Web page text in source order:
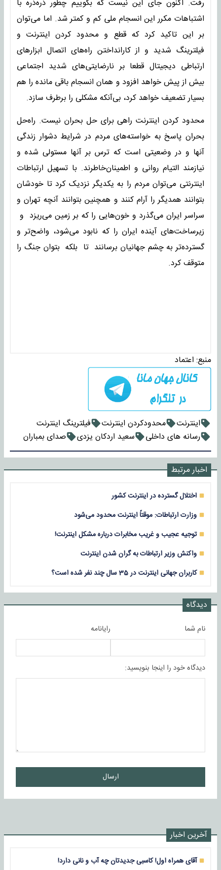
رفت. اکنون جای این نیست که بگوییم چطور ذره‌ذره با
اشتباهات مکرر این انسجام ملی کم و کمتر شد. اما می‌توان
بر این تاکید کرد که قطع و محدود ‌کردن اینترنت و
فیلترینگ شدید و از کارانداختن راه‌های اتصال ابزارهای
ارتباطی دیجیتال قطعا بر نارضایتی‌های شدید اجتماعی
بیش از پیش خواهد افزود و همان انسجام باقی مانده را هم
بسیار تضعیف خواهد کرد، بی‌آنکه مشکلی را برطرف سازد.
محدود کردن اینترنت راهی برای حل بحران نیست. راه‌حل
بحران پاسخ به خواسته‌های مردم در شرایط دشوار زندگی
آنها و در وضعیتی است که ترس بر آنها مستولی شده و
نیازمند التیام روانی و اطمینان‌خاطرند. با تسهیل ارتباطات
اینترنتی می‌توان مردم را به یکدیگر نزدیک کرد تا خودشان
بتوانند همدیگر را آرام کنند و همچنین بتوانند آنچه تهران و
سراسر ایران می‌گذرد و خون‌هایی را که بر زمین می‌ریزد و
زیرساخت‌های آینده ایران را که نابود می‌شود، واضح‌تر و
گسترده‌تر به چشم جهانیان برسانند تا بلکه بتوان جنگ را
متوقف کرد.
منبع: اعتماد
اینترنت محدودکردن اینترنت
فیلترینگ اینترنت
رسانه های داخلی
سعید اردکان یزدی صدای بمباران
اخبار مرتبط
اختلال گسترده در اینترنت کشور
وزارت ارتباطات: موقتاً اینترنت محدود می‌شود
توجیه عجیب و غریب مخابرات درباره مشکل اینترنت!
واکنش وزیر ارتباطات به گران شدن اینترنت
کاربران جهانی اینترنت در 35 سال چند نفر شده است؟
دیدگاه
نام شما رایانامه
دیدگاه خود را اینجا بنویسید:
ارسال
آخرین اخبار
آقای همراه اول! کاسبی جدیدتان چه آب و نانی دارد!